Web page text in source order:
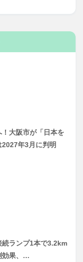
大阪市が「日本を
年3月に判明
ランプ1本で3.2km
効果、…